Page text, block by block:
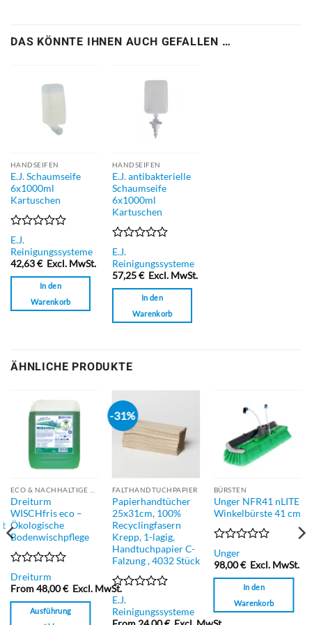
DAS KÖNNTE IHNEN AUCH GEFALLEN …
HANDSEIFEN
E.J. Schaumseife
6x1000ml
Kartuschen
Bewertet
mit
0
von
5
E.J.
Reinigungssysteme
42,63€ Excl. MwSt.
In den
Warenkorb
HANDSEIFEN
E.J. antibakterielle
Schaumseife
6x1000ml
Kartuschen
Bewertet
mit
0
von
5
E.J.
Reinigungssysteme
57,25€ Excl. MwSt.
In den
Warenkorb
ÄHNLICHE PRODUKTE
Dreiturm
WISCHfris eco –
Ökologische
Bodenwischpflege
Bewertet
mit
0
Dreiturm
From48,00€ Excl. MwSt.
Ausführung
-31%
FALTHANDTUCHPAPIER
Papierhandtücher
25x31cm, 100%
Recyclingfasern
Krepp, 1-lagig,
Handtuchpapier C-
Falzung , 4032 Stück
Bewertet
mit
0
E.J.
Reinigungssysteme
BÜRSTEN
Unger NFR41 nLITE
Winkelbürste 41 cm
Bewertet
mit
0
Unger
98,00€ Excl. MwSt.
In den
Warenkorb